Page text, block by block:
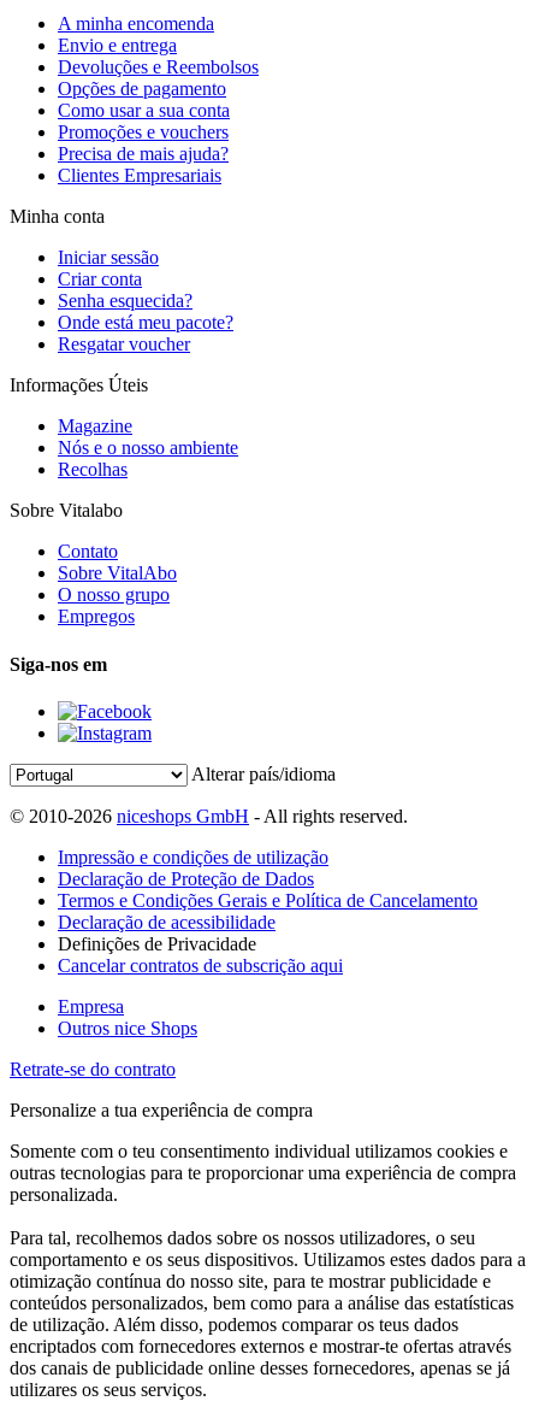
A minha encomenda
Envio e entrega
Devoluções e Reembolsos
Opções de pagamento
Como usar a sua conta
Promoções e vouchers
Precisa de mais ajuda?
Clientes Empresariais
Minha conta
Iniciar sessão
Criar conta
Senha esquecida?
Onde está meu pacote?
Resgatar voucher
Informações Úteis
Magazine
Nós e o nosso ambiente
Recolhas
Sobre Vitalabo
Contato
Sobre VitalAbo
O nosso grupo
Empregos
Siga-nos em
Alterar país/idioma
© 2010-2026 niceshops GmbH - All rights reserved.
Impressão e condições de utilização
Declaração de Proteção de Dados
Termos e Condições Gerais e Política de Cancelamento
Declaração de acessibilidade
Definições de Privacidade
Cancelar contratos de subscrição aqui
Empresa
Outros nice Shops
Retrate-se do contrato
Personalize a tua experiência de compra
Somente com o teu consentimento individual utilizamos cookies e
outras tecnologias para te proporcionar uma experiência de compra
personalizada.
Para tal, recolhemos dados sobre os nossos utilizadores, o seu
comportamento e os seus dispositivos. Utilizamos estes dados para a
otimização contínua do nosso site, para te mostrar publicidade e
conteúdos personalizados, bem como para a análise das estatísticas
de utilização. Além disso, podemos comparar os teus dados
encriptados com fornecedores externos e mostrar-te ofertas através
dos canais de publicidade online desses fornecedores, apenas se já
utilizares os seus serviços.